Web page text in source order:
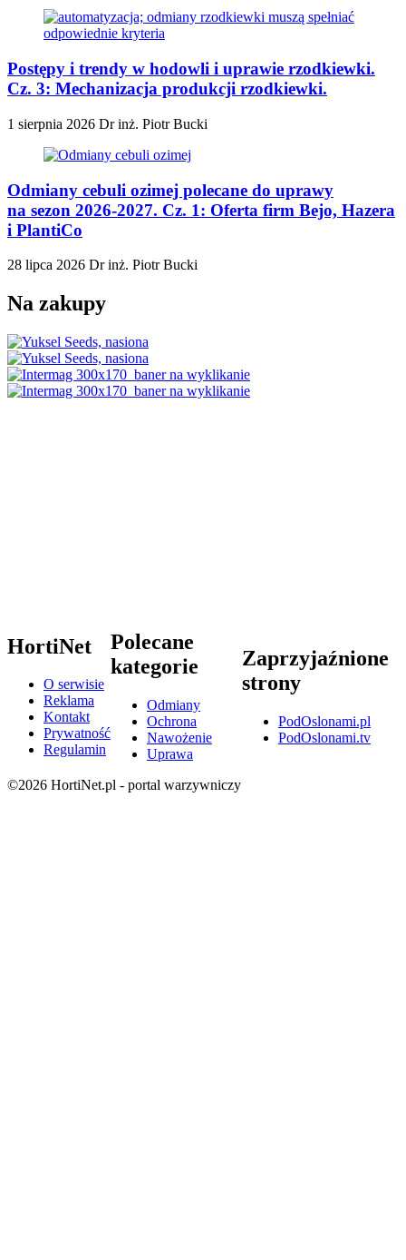
Postępy i trendy w hodowli i uprawie rzodkiewki.
Cz. 3: Mechanizacja produkcji rzodkiewki.
1 sierpnia 2026 Dr inż. Piotr Bucki
Odmiany cebuli ozimej polecane do uprawy
na sezon 2026-2027. Cz. 1: Oferta firm Bejo, Hazera
i PlantiCo
28 lipca 2026 Dr inż. Piotr Bucki
Na zakupy
HortiNet
O serwisie
Reklama
Kontakt
Prywatność
Regulamin
Polecane
kategorie
Odmiany
Ochrona
Nawożenie
Uprawa
Zaprzyjaźnione
strony
PodOslonami.pl
PodOslonami.tv
©2026 HortiNet.pl - portal warzywniczy